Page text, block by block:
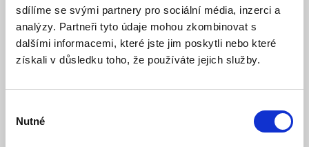
sdílíme se svými partnery pro sociální média, inzerci a
analýzy. Partneři tyto údaje mohou zkombinovat s
dalšími informacemi, které jste jim poskytli nebo které
získali v důsledku toho, že používáte jejich služby.
souhlasu
Nutné